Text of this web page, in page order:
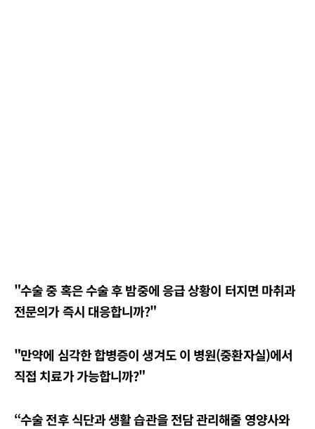
"수술 중 혹은 수술 후 밤중에 응급 상황이 터지면 마취과
전문의가 즉시 대응합니까?"
"만약에 심각한 합병증이 생겨도 이 병원(중환자실)에서
직접 치료가 가능합니까?"
“수술 전후 식단과 생활 습관을 전담 관리해줄 영양사와